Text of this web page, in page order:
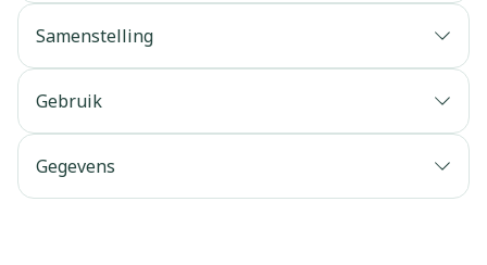
Samenstelling
Gebruik
Gegevens